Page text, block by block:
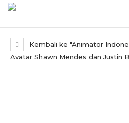
Kembali ke "Animator
Avatar Shawn Mendes dan Justin